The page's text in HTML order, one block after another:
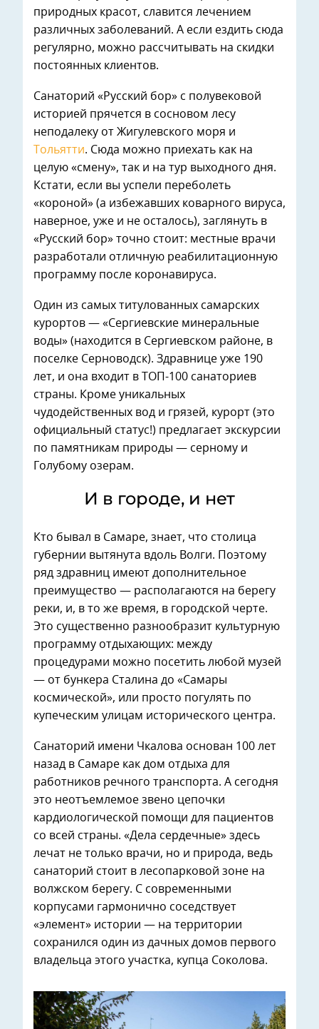
природных красот, славится лечением
различных заболеваний. А если ездить сюда
регулярно, можно рассчитывать на скидки
постоянных клиентов.
Санаторий «Русский бор» с полувековой
историей прячется в сосновом лесу
неподалеку от Жигулевского моря и
Тольятти. Сюда можно приехать как на
целую «смену», так и на тур выходного дня.
Кстати, если вы успели переболеть
«короной» (а избежавших коварного вируса,
наверное, уже и не осталось), заглянуть в
«Русский бор» точно стоит: местные врачи
разработали отличную реабилитационную
программу после коронавируса.
Один из самых титулованных самарских
курортов — «Сергиевские минеральные
воды» (находится в Сергиевском районе, в
поселке Серноводск). Здравнице уже 190
лет, и она входит в ТОП-100 санаториев
страны. Кроме уникальных
чудодейственных вод и грязей, курорт (это
официальный статус!) предлагает экскурсии
по памятникам природы — серному и
Голубому озерам.
И в городе, и нет
Кто бывал в Самаре, знает, что столица
губернии вытянута вдоль Волги. Поэтому
ряд здравниц имеют дополнительное
преимущество — располагаются на берегу
реки, и, в то же время, в городской черте.
Это существенно разнообразит культурную
программу отдыхающих: между
процедурами можно посетить любой музей
— от бункера Сталина до «Самары
космической», или просто погулять по
купеческим улицам исторического центра.
Санаторий имени Чкалова основан 100 лет
назад в Самаре как дом отдыха для
работников речного транспорта. А сегодня
это неотъемлемое звено цепочки
кардиологической помощи для пациентов
со всей страны. «Дела сердечные» здесь
лечат не только врачи, но и природа, ведь
санаторий стоит в лесопарковой зоне на
волжском берегу. С современными
корпусами гармонично соседствует
«элемент» истории — на территории
сохранился один из дачных домов первого
владельца этого участка, купца Соколова.